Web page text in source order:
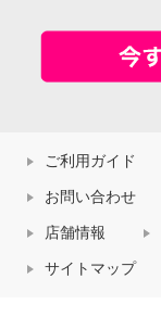
ご利用ガイド
お問い合わせ
店舗情報
サイトマップ